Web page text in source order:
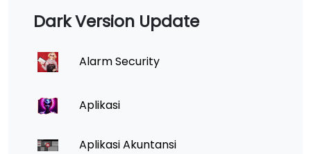
Dark Version Update
Alarm Security
Aplikasi
Aplikasi Akuntansi